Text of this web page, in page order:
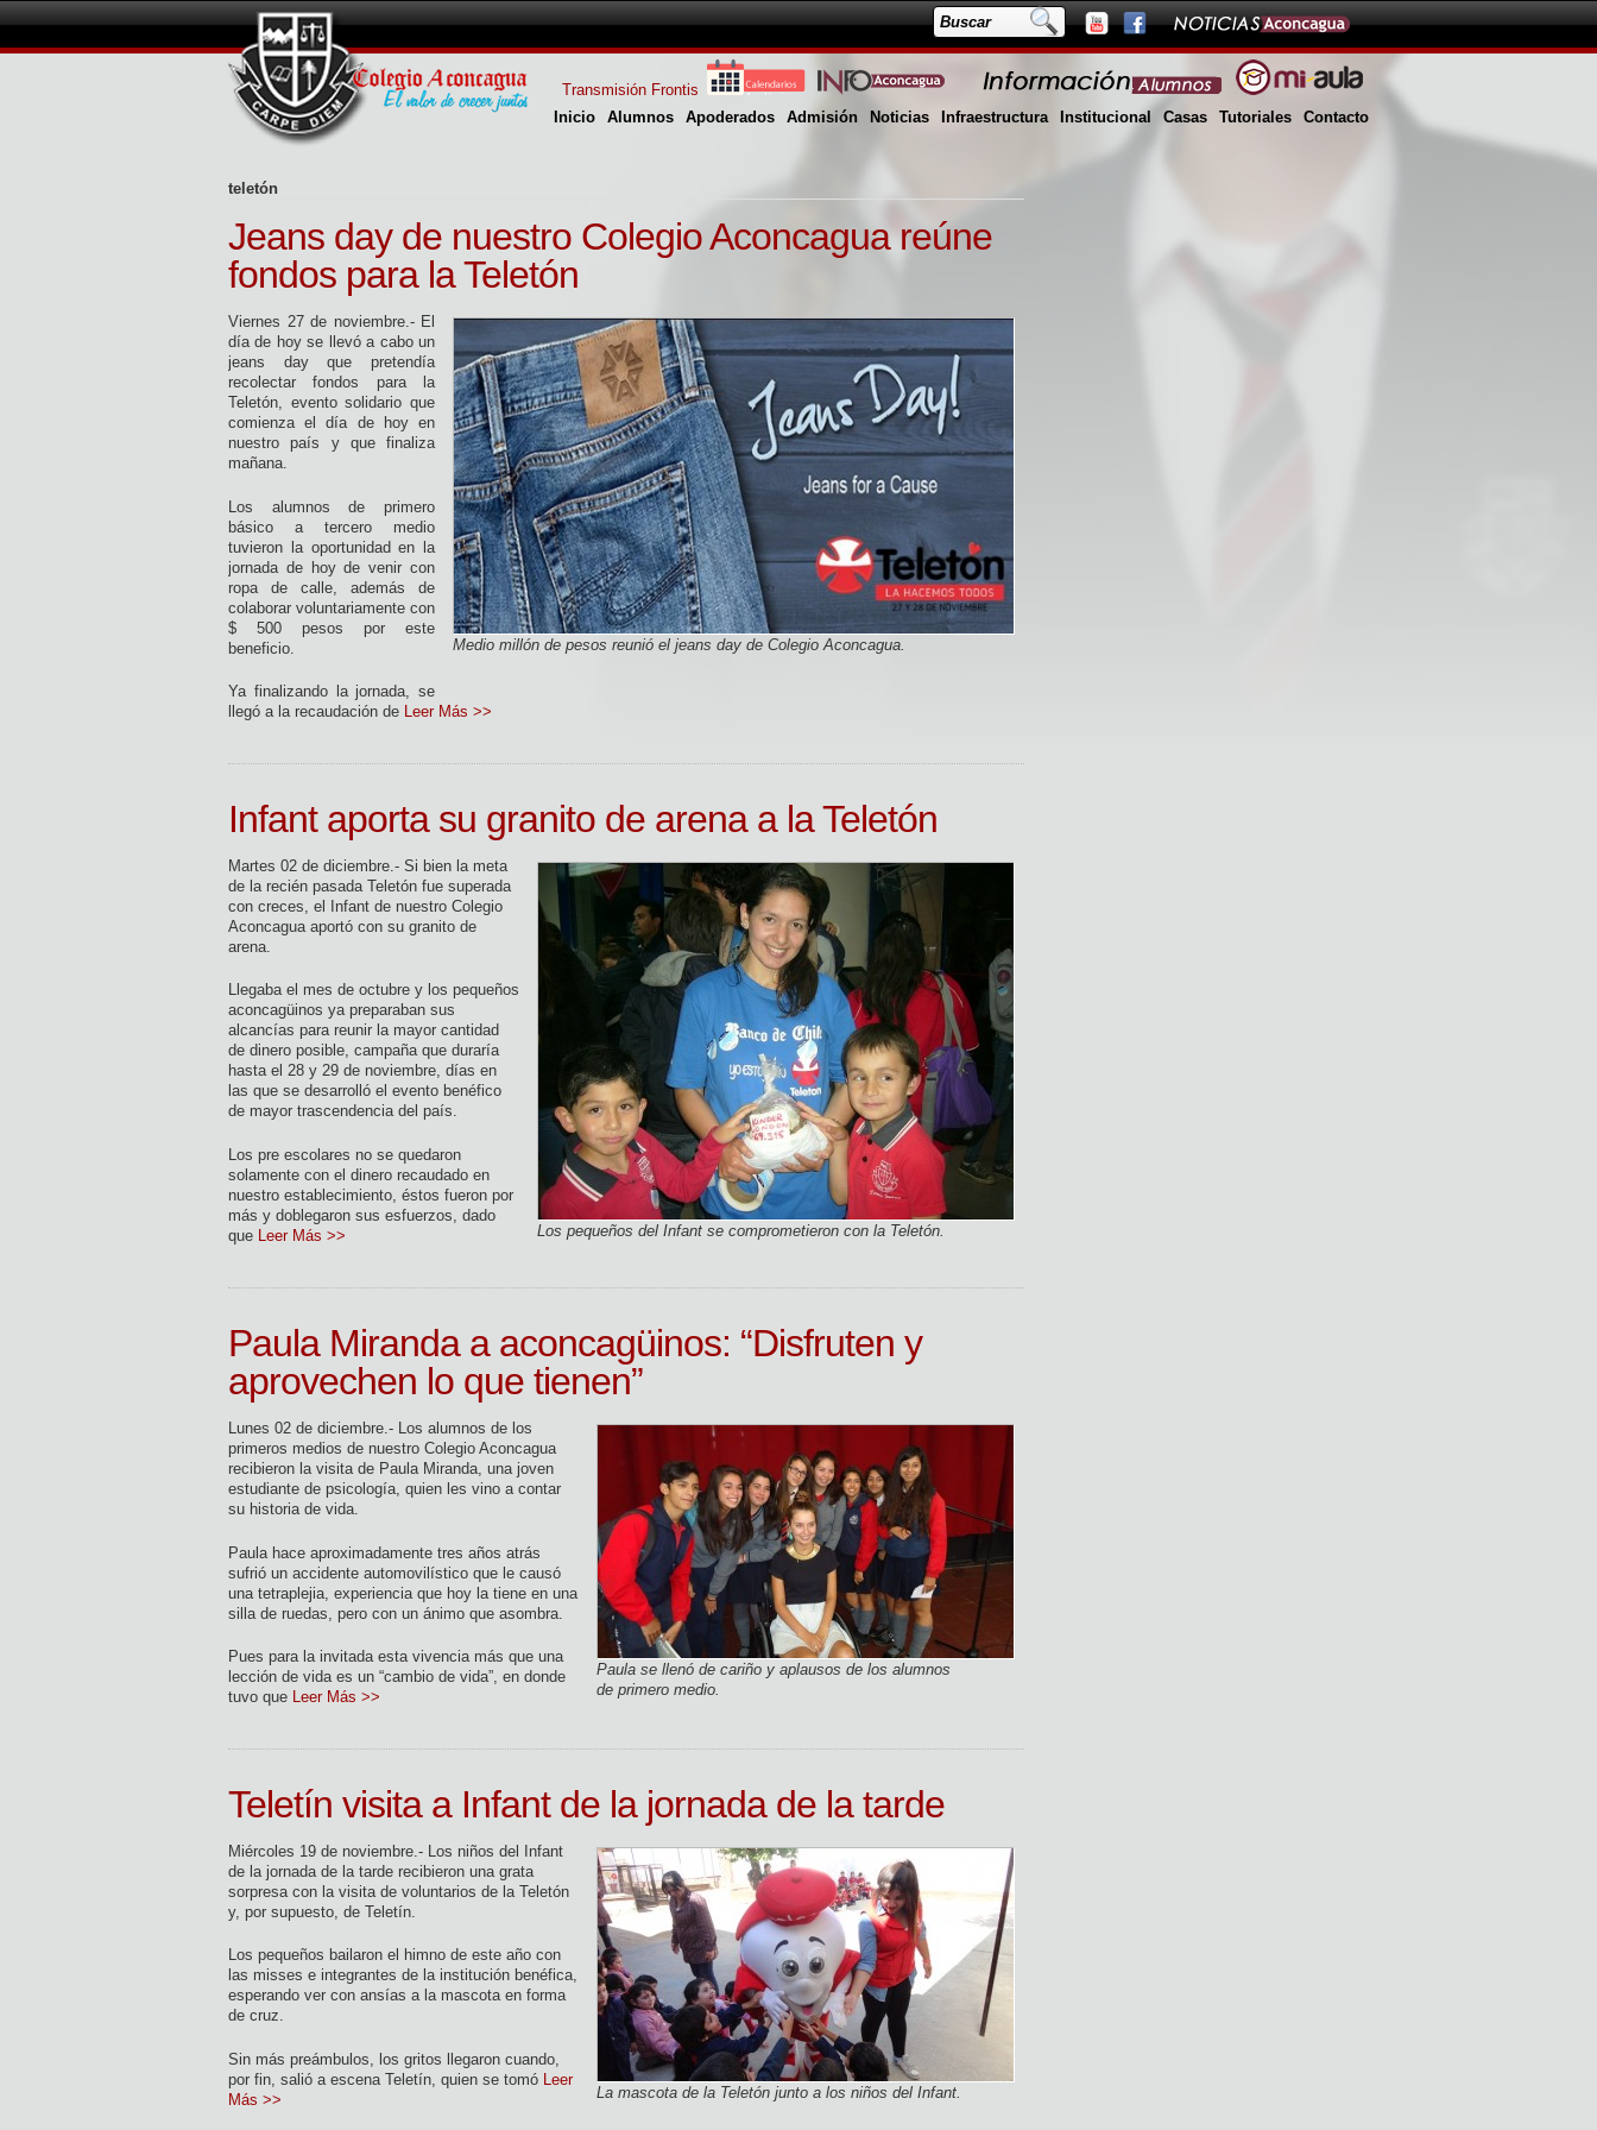
Inicio Alumnos Apoderados Admisión Noticias Infraestructura Institucional Casas Tutoriales Contacto
Transmisión Frontis
teletón
Jeans day de nuestro Colegio Aconcagua reúne
fondos para la Teletón
Medio millón de pesos reunió el jeans day de Colegio Aconcagua.
Viernes 27 de noviembre.- El
día de hoy se llevó a cabo un
jeans day que pretendía
recolectar fondos para la
Teletón, evento solidario que
comienza el día de hoy en
nuestro país y que finaliza
mañana.
Los alumnos de primero
básico a tercero medio
tuvieron la oportunidad en la
jornada de hoy de venir con
ropa de calle, además de
colaborar voluntariamente con
$ 500 pesos por este
beneficio.
Ya finalizando la jornada, se
llegó a la recaudación de Leer Más >>
Infant aporta su granito de arena a la Teletón
Los pequeños del Infant se comprometieron con la Teletón.
Martes 02 de diciembre.- Si bien la meta
de la recién pasada Teletón fue superada
con creces, el Infant de nuestro Colegio
Aconcagua aportó con su granito de
arena.
Llegaba el mes de octubre y los pequeños
aconcagüinos ya preparaban sus
alcancías para reunir la mayor cantidad
de dinero posible, campaña que duraría
hasta el 28 y 29 de noviembre, días en
las que se desarrolló el evento benéfico
de mayor trascendencia del país.
Los pre escolares no se quedaron
solamente con el dinero recaudado en
nuestro establecimiento, éstos fueron por
más y doblegaron sus esfuerzos, dado
que Leer Más >>
Paula Miranda a aconcagüinos: “Disfruten y
aprovechen lo que tienen”
Paula se llenó de cariño y aplausos de los alumnos
de primero medio.
Lunes 02 de diciembre.- Los alumnos de los
primeros medios de nuestro Colegio Aconcagua
recibieron la visita de Paula Miranda, una joven
estudiante de psicología, quien les vino a contar
su historia de vida.
Paula hace aproximadamente tres años atrás
sufrió un accidente automovilístico que le causó
una tetraplejia, experiencia que hoy la tiene en una
silla de ruedas, pero con un ánimo que asombra.
Pues para la invitada esta vivencia más que una
lección de vida es un “cambio de vida”, en donde
tuvo que Leer Más >>
Teletín visita a Infant de la jornada de la tarde
La mascota de la Teletón junto a los niños del Infant.
Miércoles 19 de noviembre.- Los niños del Infant
de la jornada de la tarde recibieron una grata
sorpresa con la visita de voluntarios de la Teletón
y, por supuesto, de Teletín.
Los pequeños bailaron el himno de este año con
las misses e integrantes de la institución benéfica,
esperando ver con ansías a la mascota en forma
de cruz.
Sin más preámbulos, los gritos llegaron cuando,
por fin, salió a escena Teletín, quien se tomó Leer
Más >>